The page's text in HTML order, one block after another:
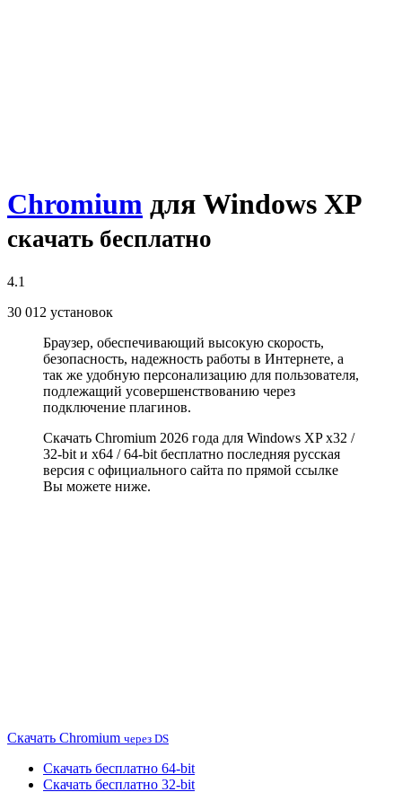
Chromium для Windows XP
скачать бесплатно
4.1
30 012 установок
Браузер, обеспечивающий высокую скорость,
безопасность, надежность работы в Интернете, а
так же удобную персонализацию для пользователя,
подлежащий усовершенствованию через
подключение плагинов.
Скачать Chromium 2026 года для Windows XP x32 /
32-bit и x64 / 64-bit бесплатно последняя русская
версия с официального сайта по прямой ссылке
Вы можете ниже.
Скачать Chromium через DS
Скачать бесплатно 64-bit
Скачать бесплатно 32-bit